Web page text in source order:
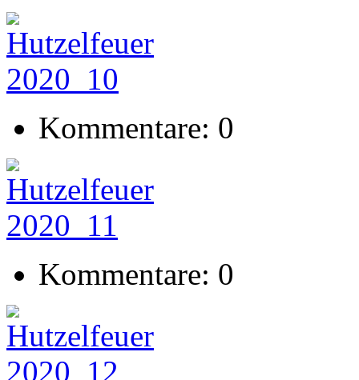
Kommentare: 0
Kommentare: 0